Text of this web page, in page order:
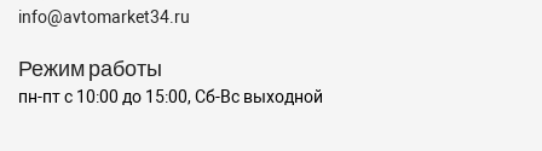
info@avtomarket34.ru
Режим работы
пн-пт с 10:00 до 15:00, Сб-Вс выходной